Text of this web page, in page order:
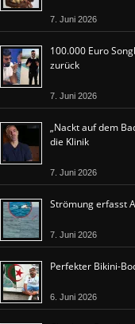
7. Juni 2026
100.000 Euro
zurück
7. Juni 2026
„Nackt auf dem
die Klinik
7. Juni 2026
Strömung erfasst
7. Juni 2026
Perfekter Bikini-
6. Juni 2026